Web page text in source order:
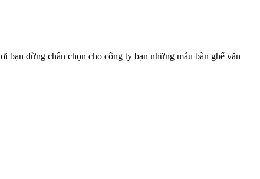
bạn dừng chân chọn cho công ty bạn những mẫu bàn ghế văn